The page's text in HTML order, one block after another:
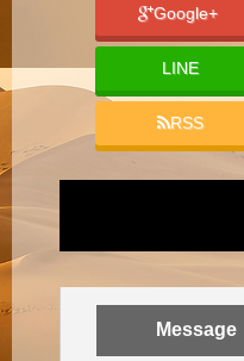
Google+
LINE
RSS
Message